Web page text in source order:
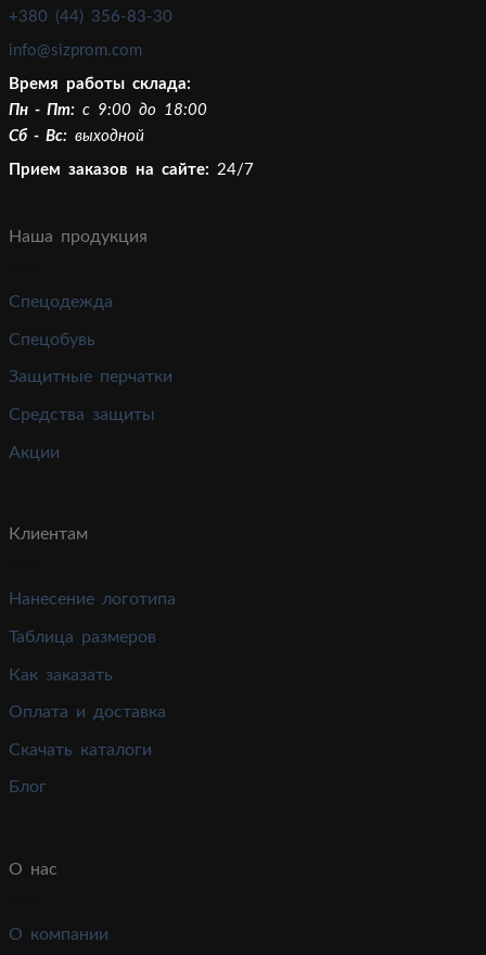
+380 (44) 356-83-30
info@sizprom.com
Время работы склада:
Пн - Пт: c 9:00 до 18:00
Сб - Вс: выходной
Прием заказов на сайте:24/7
Наша продукция
Спецодежда
Спецобувь
Защитные перчатки
Средства защиты
Акции
Клиентам
Нанесение логотипа
Таблица размеров
Как заказать
Оплата и доставка
Скачать каталоги
Блог
О нас
О компании